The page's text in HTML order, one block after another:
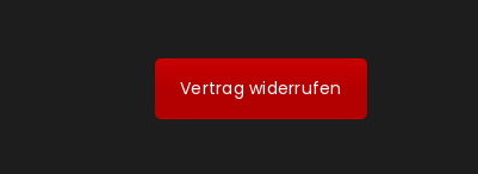
Vertrag widerrufen